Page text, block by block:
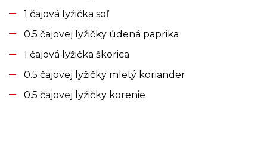
1 čajová lyžička soľ
0.5 čajovej lyžičky údená paprika
1 čajová lyžička škorica
0.5 čajovej lyžičky mletý koriander
0.5 čajovej lyžičky korenie